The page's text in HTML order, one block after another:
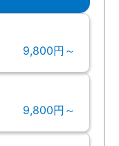
9,800円～
9,800円～